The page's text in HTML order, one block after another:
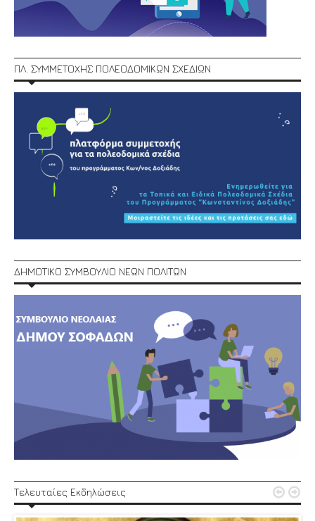
ΠΛ. ΣΥΜΜΕΤΟΧΗΣ ΠΟΛΕΟΔΟΜΙΚΩΝ ΣΧΕΔΙΩΝ
ΔΗΜΟΤΙΚΟ ΣΥΜΒΟΥΛΙΟ ΝΕΩΝ ΠΟΛΙΤΩΝ
Τελευταίες Εκδηλώσεις  